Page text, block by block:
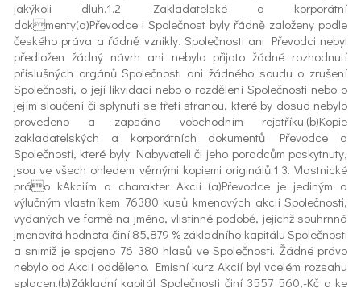
jakýkoli dluh.1.2. Zakladatelské a korporátní
dokmenty(a)Převodce i Společnost byly řádně založeny podle
českého práva a řádně vznikly. Společnosti ani Převodci nebyl
předložen žádný návrh ani nebylo přijato žádné rozhodnutí
příslušných orgánů Společnosti ani žádného soudu o zrušení
Společnosti, o její likvidaci nebo o rozdělení Společnosti nebo o
jejím sloučení či splynutí se třetí stranou, které by dosud nebylo
provedeno a zapsáno vobchodním rejstříku.(b)Kopie
zakladatelských a korporátních dokumentů Převodce a
Společnosti, které byly Nabyvateli či jeho poradcům poskytnuty,
jsou ve všech ohledem věrnými kopiemi originálů.1.3. Vlastnické
práo kAkciím a charakter Akcií (a)Převodce je jediným a
výlučným vlastníkem 76380 kusů kmenových akcií Společnosti,
vydaných ve formě na jméno, vlistinné podobě, jejichž souhrnná
jmenovitá hodnota činí 85,879 % základního kapitálu Společnosti
a snimiž je spojeno 76 380 hlasů ve Společnosti. Žádné právo
nebylo od Akcií odděleno. Emisní kurz Akcií byl vcelém rozsahu
splacen.(b)Základní kapitál Společnosti činí 3557 560,-Kč a ke